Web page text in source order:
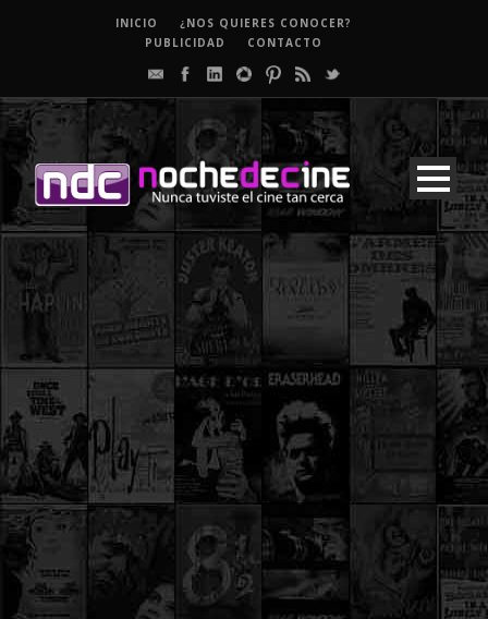
INICIO
¿NOS QUIERES CONOCER?
PUBLICIDAD
CONTACTO